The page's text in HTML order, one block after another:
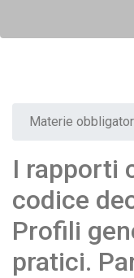
Materie
I rapporti
codice
Profili
pratici.